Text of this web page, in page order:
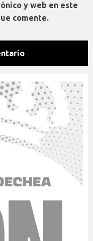
y web en este
comente.